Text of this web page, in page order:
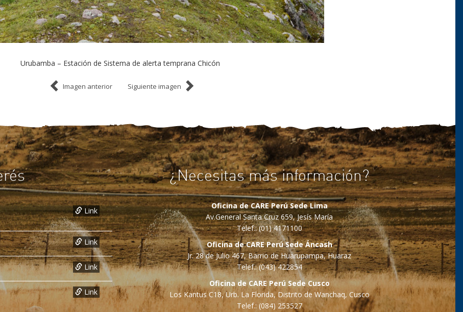
Urubamba – Estación de Sistema de alerta temprana Chicón
Imagen anterior Siguiente imagen
Link
Link
Link
Link
¿Necesitas más información?
Oficina de CARE Perú Sede Lima
Av.General Santa Cruz 659, Jesís María
Telef.: (01) 4171100
Oficina de CARE Perú Sede Áncash
Jr. 28 de Julio 467, Barrio de Huarupampa, Huaraz
Telef.: (043) 422854
Oficina de CARE Perú Sede Cusco
Los Kantus C18, Urb. La Florida, Distrito de Wanchaq, Cusco
Telef.: (084) 253527